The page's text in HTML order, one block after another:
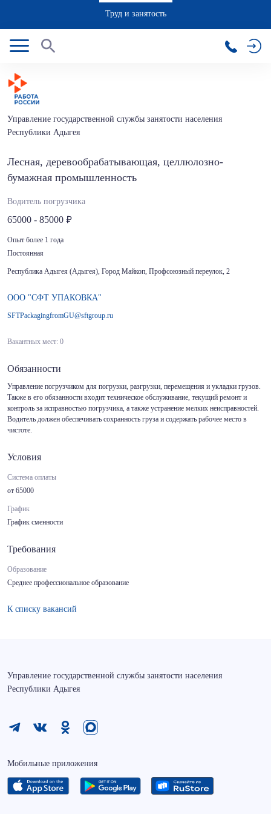
Труд и занятость
Управление государственной службы занятости населения
Республики Адыгея
Лесная, деревообрабатывающая, целлюлозно-
бумажная промышленность
Водитель погрузчика
65000 - 85000
Опыт более 1 года
Постоянная
Республика Адыгея (Адыгея), Город Майкоп, Профсоюзный переулок, 2
ООО "СФТ УПАКОВКА"
SFTPackagingfromGU@sftgroup.ru
Вакантных мест: 0
Обязанности
Управление погрузчиком для погрузки, разгрузки, перемещения и укладки грузов.
Также в его обязанности входит техническое обслуживание, текущий ремонт и
контроль за исправностью погрузчика, а также устранение мелких неисправностей.
Водитель должен обеспечивать сохранность груза и содержать рабочее место в
чистоте.
Условия
Система оплаты
от 65000
График
График сменности
Требования
Образование
Среднее профессиональное образование
К списку вакансий
Управление государственной службы занятости населения
Республики Адыгея
Мобильные приложения